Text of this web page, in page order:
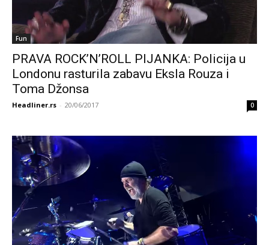
Fun
PRAVA ROCK’N’ROLL PIJANKA: Policija u
Londonu rasturila zabavu Eksla Rouza i
Toma Džonsa
Headliner.rs - 20/06/2017 0